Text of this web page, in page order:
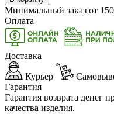
Минимальный заказ от
Оплата
Доставка
Курьер
Гарантия
Гарантия возврата денег
качества изделия.